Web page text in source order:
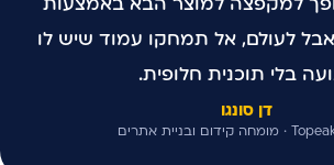
למקפצה למוצר הבא באמצעות
אבל לעולם, אל תמחקו עמוד שיש לו
בלי תוכנית חלופית.
דן סונגו